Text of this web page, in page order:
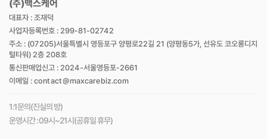
(주)맥스케어
대표자 : 조재덕
사업자등록번호 : 299-81-02742
주소 : (07205)서울특별시 영등포구 양평로22길 21 (양평동5가, 선유도 코오롱디지
털타워) 2층 208호
통신판매업신고 : 2024-서울영등포-2661
이메일 : contact@maxcarebiz.com
1:1문의(진실의 방)
운영시간 : 09시~21시(공휴일 휴무)